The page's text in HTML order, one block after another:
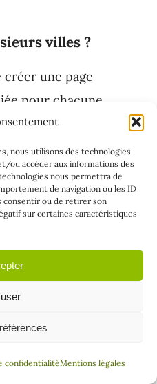
nous utilisons des technologies
ou accéder aux informations des
nous permettra de
de navigation ou les ID
consentir ou de retirer son
sur certaines caractéristiques
confidentialitéMentions légales
villes ?
une page
pour chacune,
locale
de votre
: c’est la
soignée, d’un
locales
et de
des meilleurs